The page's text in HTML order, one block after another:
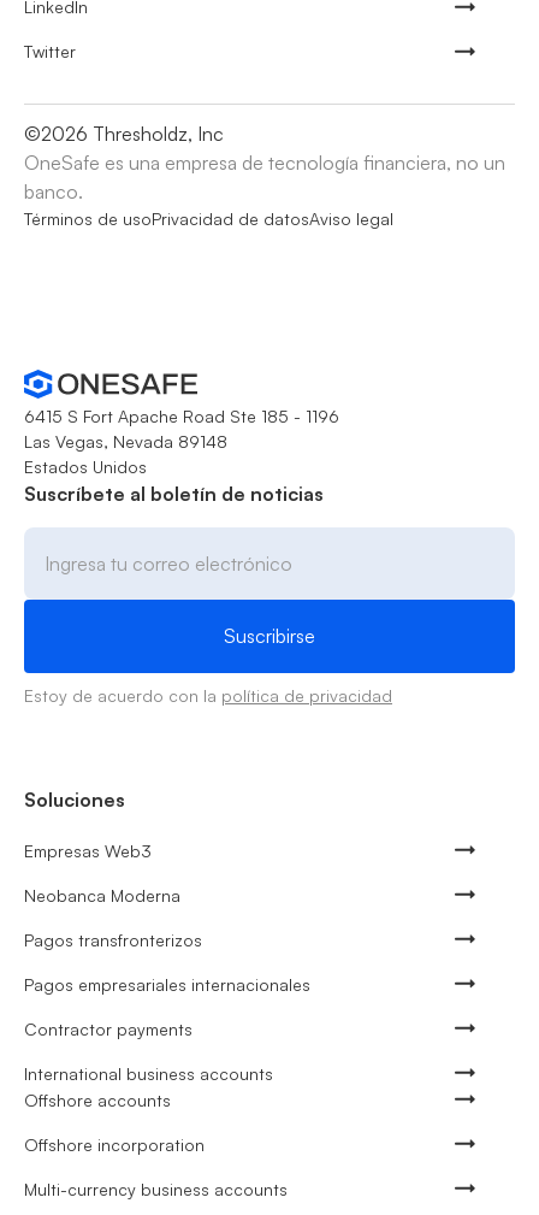
LinkedIn
Twitter
©2026 Thresholdz, Inc
OneSafe es una empresa de tecnología financiera, no un
banco.
Términos de usoPrivacidad de datosAviso legal
6415 S Fort Apache Road Ste 185 - 1196
Las Vegas, Nevada 89148
Estados Unidos
Suscríbete al boletín de noticias
Estoy de acuerdo con la política de privacidad
Soluciones
Empresas Web3
Neobanca Moderna
Pagos transfronterizos
Pagos empresariales internacionales
Contractor payments
International business accounts
Offshore accounts
Offshore incorporation
Multi-currency business accounts